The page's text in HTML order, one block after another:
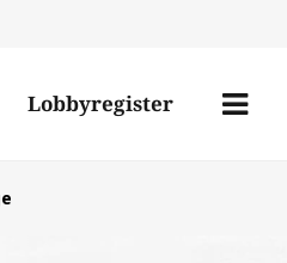
Lobbyregister
Menü